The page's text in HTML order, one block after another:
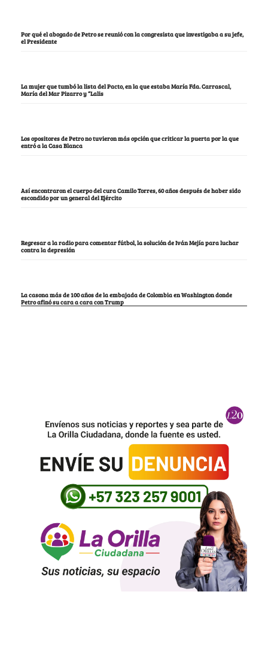
Por qué el abogado de Petro se reunió con la congresista que investigaba a su jefe,
el Presidente
La mujer que tumbó la lista del Pacto, en la que estaba María Fda. Carrascal,
María del Mar Pizarro y “Lalis
Los opositores de Petro no tuvieron más opción que criticar la puerta por la que
entró a la Casa Blanca
Así encontraron el cuerpo del cura Camilo Torres, 60 años después de haber sido
escondido por un general del Ejército
Regresar a la radio para comentar fútbol, la solución de Iván Mejía para luchar
contra la depresión
La casona más de 100 años de la embajada de Colombia en Washington donde
Petro afinó su cara a cara con Trump